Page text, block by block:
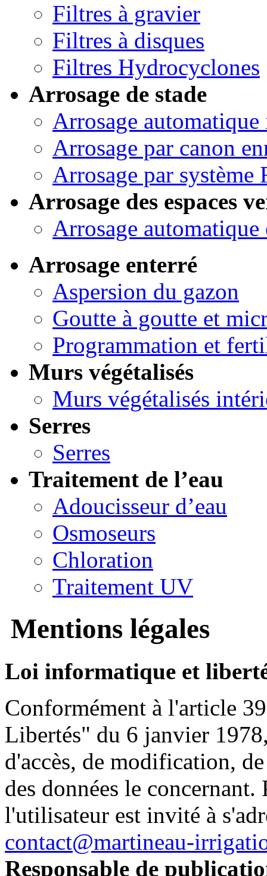
Filtres à gravier
Filtres à disques
Filtres Hydrocyclones
Arrosage de stade
Arrosage automatique
Arrosage par canon
Arrosage par système
Arrosage des espaces
Arrosage automatique
Arrosage enterré
Aspersion du gazon
Goutte à goutte et
Programmation et
Murs végétalisés
Murs végétalisés
Serres
Serres
Traitement de l’eau
Adoucisseur d’eau
Osmoseurs
Chloration
Traitement UV
Mentions légales
Loi informatique et
Conformément à l'article
Libertés" du 6 janvier
d'accès, de modification,
des données le
l'utilisateur est invité à
contact@martineau-
Responsable de